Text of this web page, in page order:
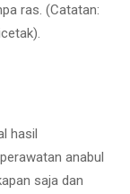
ras. (Catatan:
hasil
anabul
saja dan